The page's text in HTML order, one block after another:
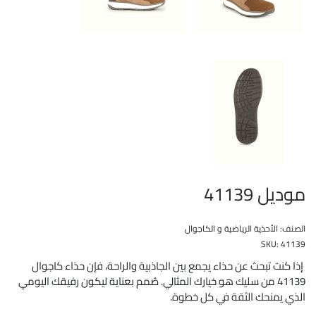
موديل 41139
الصنف:الأحذية الرياضية و الكاجوال
SKU:41139
إذا كنت تبحث عن حذاء يجمع بين الجاذبية والراحة، فإن حذاء كاجوال
41139 من سليك هو خيارك المثالي. صُمم بعناية ليكون رفيقك اليومي
الذي يمنحك الثقة في كل خطوة.